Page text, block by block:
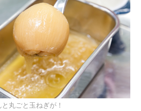
丸ごと玉ねぎが！